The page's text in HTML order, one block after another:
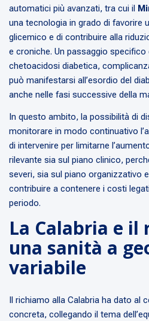
automatici più avanzati, tra cui il
una tecnologia in grado di favorire
glicemico e di contribuire alla
e croniche. Un passaggio
chetoacidosi diabetica,
può manifestarsi all’esordio del
anche nelle fasi successive della
In questo ambito, la possibilità di
monitorare in modo continuativo
di intervenire per limitarne
rilevante sia sul piano clinico,
severi, sia sul piano organizzativo
contribuire a contenere i costi
periodo.
La Calabria e il
una sanità a
variabile
Il richiamo alla Calabria ha dato al
concreta, collegando il tema